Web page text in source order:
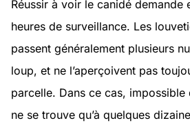
Réussir à voir le canidé demande
heures de surveillance. Les
passent généralement plusieurs
loup, et ne l’aperçoivent pas
parcelle. Dans ce cas, impossible
ne se trouve qu’à quelques